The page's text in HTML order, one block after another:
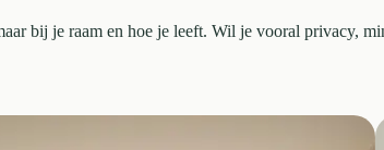
bij je raam en hoe je leeft. Wil je vooral privacy,